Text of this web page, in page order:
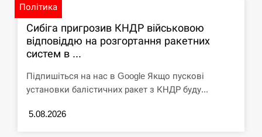
Політика
Сибіга пригрозив КНДР військовою
відповіддю на розгортання ракетних
систем в ...
Підпишіться на нас в Google Якщо пускові
установки балістичних ракет з КНДР буду...
5.08.2026